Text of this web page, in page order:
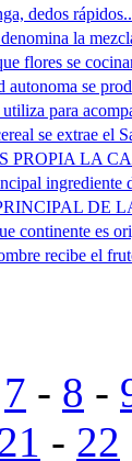
dedos
la
flores se
autonoma se
para
se extrae el
PROPIA LA
ingrediente
DE
continente es
recibe el
7 - 8 -
- 22